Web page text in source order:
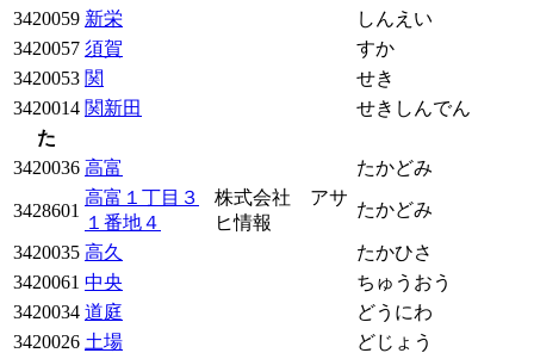
3420059 新栄
しんえい
3420057 須賀
すか
3420053 関
せき
3420014 関新田
せきしんでん
た
3420036 高富 たかどみ
3428601
高富１丁目３
１番地４
株式会社 アサ
ヒ情報
たかどみ
3420035 高久
たかひさ
3420061 中央
ちゅうおう
3420034 道庭
どうにわ
3420026 土場
どじょう